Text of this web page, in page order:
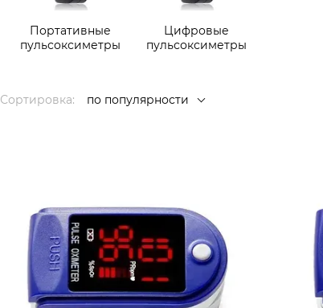
Портативные
пульсоксиметры
Цифровые
пульсоксиметры
Сортировка: по популярности